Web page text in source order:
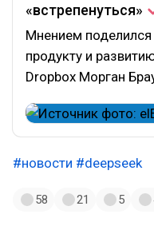
«встрепенуться»
Мнением
продукту и
Dropbox Морган
#новости #deepseek
58 21 5